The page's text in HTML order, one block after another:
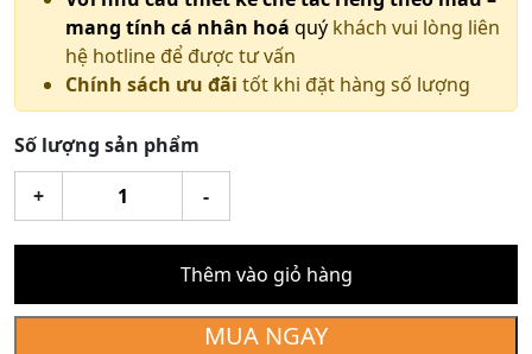
mang tính cá nhân hoá quý khách vui lòng liên
hệ hotline để được tư vấn
Chính sách ưu đãi tốt khi đặt hàng số lượng
Số lượng sản phẩm
-
Tượng
gà
bằng
dát
+
Thêm vào giỏ hàng
MUA NGAY